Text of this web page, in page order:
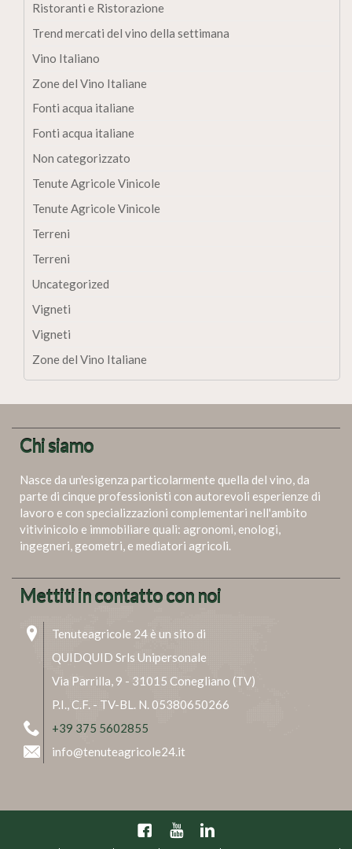
Ristoranti e Ristorazione
Trend mercati del vino della settimana
Vino Italiano
Zone del Vino Italiane
Fonti acqua italiane
Fonti acqua italiane
Non categorizzato
Tenute Agricole Vinicole
Tenute Agricole Vinicole
Terreni
Terreni
Uncategorized
Vigneti
Vigneti
Zone del Vino Italiane
Chi siamo
Nasce da un'esigenza particolarmente quella del vino, da
parte di cinque professionisti con autorevoli esperienze di
lavoro e con specializzazioni complementari nell'ambito
vitivinicolo e immobiliare quali: agronomi, enologi,
ingegneri, geometri, e mediatori agricoli.
Mettiti in contatto con noi
Tenuteagricole 24 è un sito di
QUIDQUID Srls Unipersonale
Via Parrilla, 9 - 31015 Conegliano (TV)
P.I., C.F. - TV-BL. N. 05380650266
+39 375 5602855
info@tenuteagricole24.it